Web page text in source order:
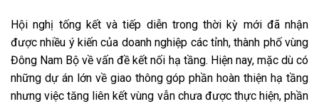
Hội nghị tống kết và tiếp diễn trong thời kỳ mới đã nhận
được nhiều ý kiến của doanh nghiệp các tỉnh, thành phố vùng
Đông Nam Bộ về vấn đề kết nối hạ tầng. Hiện nay, mặc dù có
những dự án lớn về giao thông góp phần hoàn thiện hạ tầng
nhưng việc tăng liên kết vùng vẫn chưa được thực hiện, phần